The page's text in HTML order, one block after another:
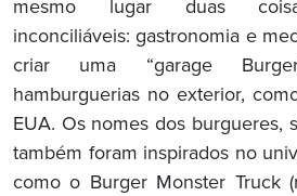
mesmo lugar duas
inconciliáveis: gastronomia e
criar uma “garage
hamburguerias no exterior,
EUA. Os nomes dos burgueres,
também foram inspirados no
como o Burger Monster Truck